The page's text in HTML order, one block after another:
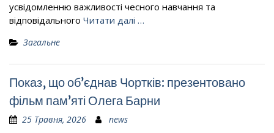
усвідомленню важливості чесного навчання та
відповідального Читати далі …
Загальне
Показ, що об’єднав Чортків: презентовано
фільм пам’яті Олега Барни
25 Травня, 2026 news